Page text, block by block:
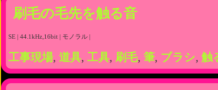
刷毛の毛先を触る音
SE | 44.1kHz,16bit | モノラル |
工事現場, 道具, 工具, 刷毛, 筆, ブラシ, 触